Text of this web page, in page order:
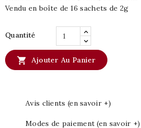
Vendu en boîte de 16 sachets de 2g
Quantité
 Ajouter Au Panier
Avis clients (en savoir +)
Modes de paiement (en savoir +)